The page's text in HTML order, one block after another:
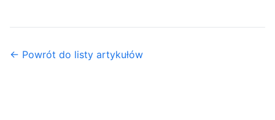
← Powrót do listy artykułów